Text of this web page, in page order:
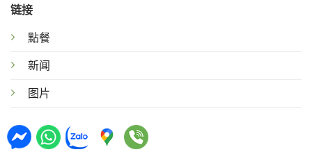
链接
點餐
新闻
图片